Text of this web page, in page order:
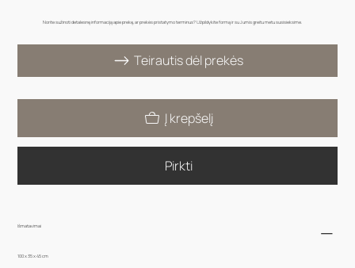
Norite sužinoti detalesnę informaciją apie prekę, ar prekės pristatymo terminus? Užpildykite formą ir su Jumis greitu metu susisieksime.
Teirautis dėl prekės
Į krepšelį
Pirkti
Išmatavimai
100 x 35 x 45 cm